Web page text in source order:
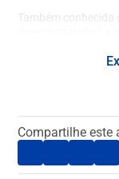
Também conhecida
imperceptíveis,
precoce, enquanto
Otratamento para
casos mais simples,
além da
Compartilhe este